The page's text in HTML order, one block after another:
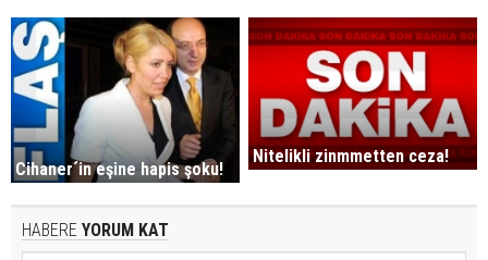
Cihaner´in eşine hapis şoku!
Nitelikli zinmmetten ceza!
HABERE YORUM KAT